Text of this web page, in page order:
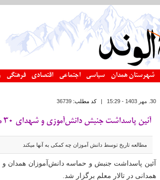
شهرستان همدان سیاسی اجتماعی اقتصادی فرهنگی
30. مهر 1403 - 15:29 |کد مطلب:36739
آئین پاسداشت جنبش دانش‌آموزی و شهدای ۳۰ مهر ۵۷ همدان
مطالعه تاریخ توسط دانش آموزان چه کمکی به آنها میکند
همدانی در تالار معلم برگزار شد.